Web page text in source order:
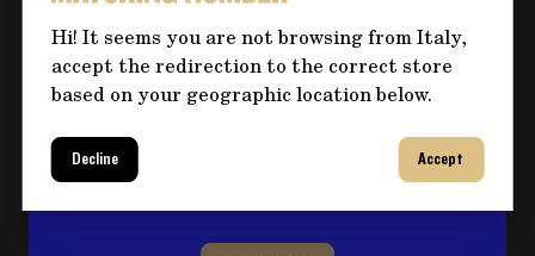
Hi! It seems you are not browsing from Italy,
accept the redirection to the correct store
based on your geographic location below.
Decline Accept
Hai bisogno di altre informazioni
sul prodotto?
Clicca sul pulsante per eventuali domande e
compila il form, ti ricontatteremo al più